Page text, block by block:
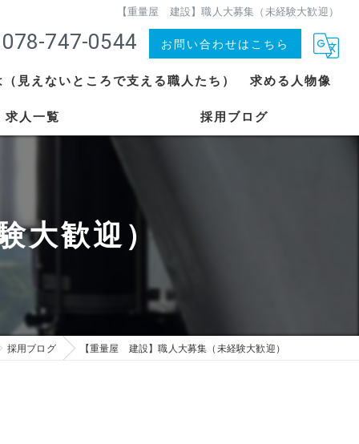
【重量屋 建設】職人大募集（未経験大歓迎）
078-747-0544 お問い合わせはこちら
見えないところで支える職人たち） 求める人物像
求人一覧 採用ブログ
大歓迎）
採用ブログ 【重量屋 建設】職人大募集（未経験大歓迎）